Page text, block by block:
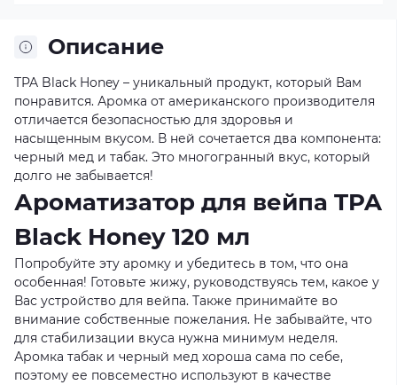
Описание
TPA Black Honey – уникальный продукт, который Вам
понравится. Аромка от американского производителя
отличается безопасностью для здоровья и
насыщенным вкусом. В ней сочетается два компонента:
черный мед и табак. Это многогранный вкус, который
долго не забывается!
Ароматизатор для вейпа TPA
Black Honey 120 мл
Попробуйте эту аромку и убедитесь в том, что она
особенная! Готовьте жижу, руководствуясь тем, какое у
Вас устройство для вейпа. Также принимайте во
внимание собственные пожелания. Не забывайте, что
для стабилизации вкуса нужна минимум неделя.
Аромка табак и черный мед хороша сама по себе,
поэтому ее повсеместно используют в качестве